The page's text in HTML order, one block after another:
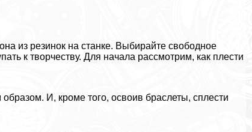
из резинок на станке. Выбирайте свободное
к творчеству. Для начала рассмотрим, как плести
И, кроме того, освоив браслеты, сплести